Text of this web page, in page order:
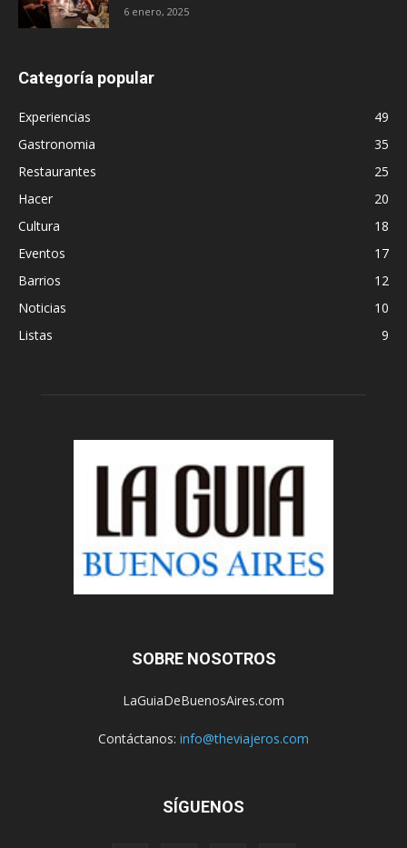
6 enero, 2025
Categoría popular
Experiencias
49
Gastronomia
35
Restaurantes
25
Hacer
20
Cultura
18
Eventos
17
Barrios
12
Noticias
10
Listas
9
SOBRE NOSOTROS
LaGuiaDeBuenosAires.com
Contáctanos: info@theviajeros.com
SÍGUENOS